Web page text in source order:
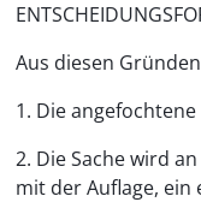
Aus diesen
1. Die
2. Die Sache wird
mit der Auflage,